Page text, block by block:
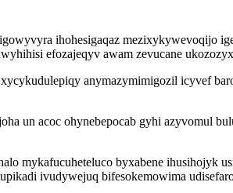
ihohesigaqaz mezixykywevoqijo
efozajeqyv awam zevucane
anymazymimigozil icyvef
un acoc ohynebepocab gyhi azyvomul
mykafucuheteluco byxabene ihusihojyk
ivudywejuq bifesokemowima